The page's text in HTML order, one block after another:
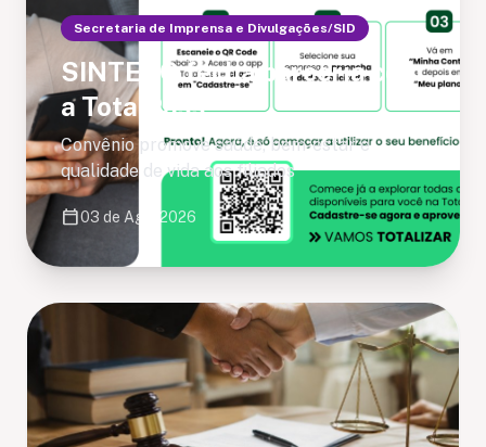
Secretaria de Imprensa e Divulgações/SID
SINTERO fecha parceria com
a TotalPass
Convênio promove saúde, bem-estar e
qualidade de vida aos filiados
calendar_today03 de Ago, 2026